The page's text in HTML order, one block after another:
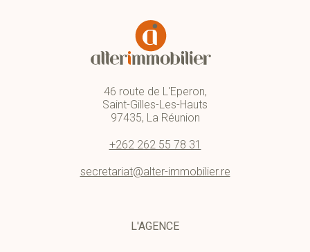
46 route de L'Eperon,
Saint-Gilles-Les-Hauts
97435, La Réunion
+262 262 55 78 31
secretariat@alter-immobilier.re
L'AGENCE